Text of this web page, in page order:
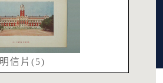
明信片(5)